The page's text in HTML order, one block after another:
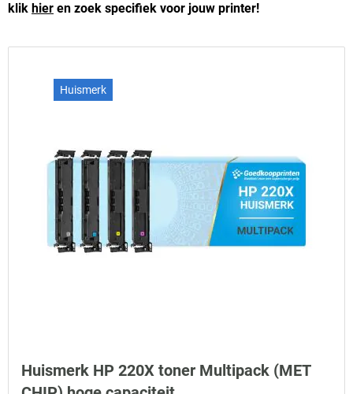
klik hier en zoek specifiek voor jouw printer!
Huismerk
Huismerk HP 220X toner Multipack (MET